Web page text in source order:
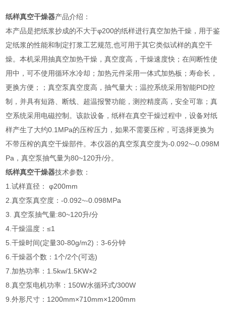
纸样真空干燥器产品介绍：
本产品是把纸浆抄成的不大于φ200的纸样进行真空加热干燥，用于鉴
定纸浆的性能和制定打浆工艺规范,也可用于其它类似试样的真空干
燥。本机采用抽真空加热干燥，真空度高，干燥速度快；在间断性使
用中，可不使用循环水冷却；加热元件采用一体式加热板；寿命长，
更换方便；；真空泵真空度高，抽气量大；温控系统采用智能PID控
制，并具有短路、断线、超温报警功能，测控精度高，安全可靠；真
空系统采用电磁控制。该款设备，纸样在真空干燥过程中，设备对纸
样产生了大约0.1MPa的压榨压力，如果不需要压榨，可选择更换为
不带压榨的真空干燥部件。本仪器的真空泵真空度为-0.092~-0.098M
Pa，真空泵抽气量为80~120升/分。
纸样真空干燥器技术参数：
1.试样直径： φ200mm
2.真空泵真空度：-0.092~-0.098MPa
3. 真空泵抽气量:80~120升/分
4.干燥温度：≤1
5.干燥时间(定量30-80g/m2)：3-6分钟
6.干燥器个数：1个/2个(可选)
7.加热功率：1.5kw/1.5KW×2
8.真空泵电机功率：150W水循环式/300W
9.外形尺寸：1200mm×710mm×1200mm